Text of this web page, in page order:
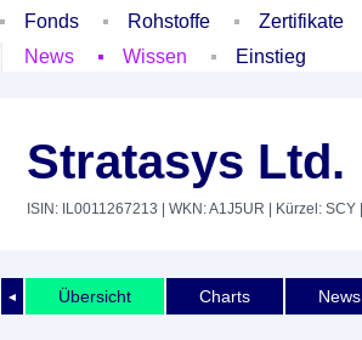
Fonds
Rohstoffe Zertifikate
News
Wissen Einstieg
Stratasys Ltd.
ISIN: IL0011267213 | WKN: A1J5UR | Kürzel: SCY
◄ Übersicht Charts News